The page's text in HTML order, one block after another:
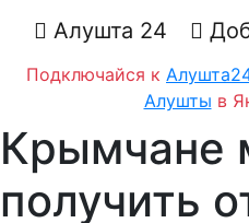
Алушта 24
Подключайся к
Алушты в
Крымчане
получить